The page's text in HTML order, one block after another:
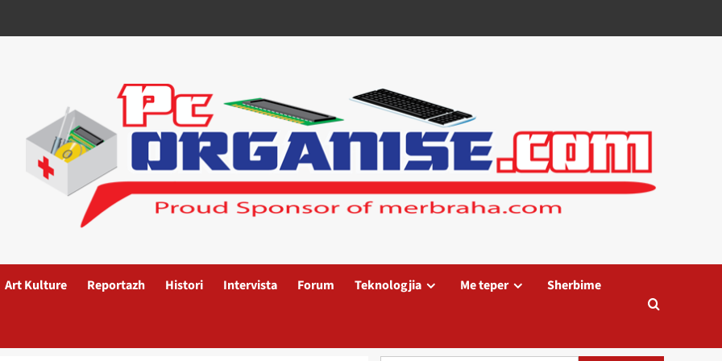
Art Kulture Reportazh Histori Intervista Forum Teknologjia Me teper Sherbime